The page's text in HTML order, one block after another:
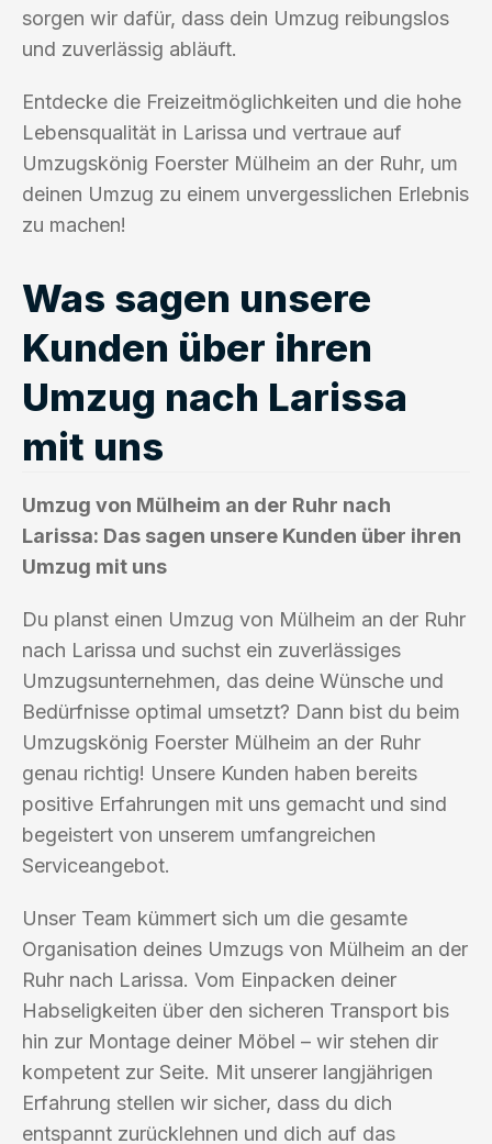
sorgen wir dafür, dass dein Umzug reibungslos
und zuverlässig abläuft.
Entdecke die Freizeitmöglichkeiten und die hohe
Lebensqualität in Larissa und vertraue auf
Umzugskönig Foerster Mülheim an der Ruhr, um
deinen Umzug zu einem unvergesslichen Erlebnis
zu machen!
Was sagen unsere
Kunden über ihren
Umzug nach Larissa
mit uns
Umzug von Mülheim an der Ruhr nach
Larissa: Das sagen unsere Kunden über ihren
Umzug mit uns
Du planst einen Umzug von Mülheim an der Ruhr
nach Larissa und suchst ein zuverlässiges
Umzugsunternehmen, das deine Wünsche und
Bedürfnisse optimal umsetzt? Dann bist du beim
Umzugskönig Foerster Mülheim an der Ruhr
genau richtig! Unsere Kunden haben bereits
positive Erfahrungen mit uns gemacht und sind
begeistert von unserem umfangreichen
Serviceangebot.
Unser Team kümmert sich um die gesamte
Organisation deines Umzugs von Mülheim an der
Ruhr nach Larissa. Vom Einpacken deiner
Habseligkeiten über den sicheren Transport bis
hin zur Montage deiner Möbel – wir stehen dir
kompetent zur Seite. Mit unserer langjährigen
Erfahrung stellen wir sicher, dass du dich
entspannt zurücklehnen und dich auf das